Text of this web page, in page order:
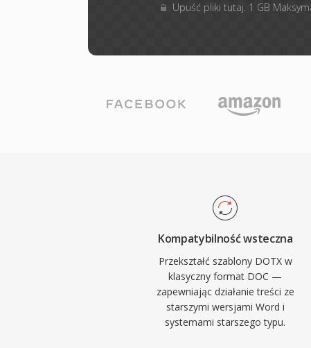
Upuść pliki tutaj. 1 GB
Kompatybilność wsteczna
Przekształć szablony DOTX w
klasyczny format DOC —
zapewniając działanie treści ze
starszymi wersjami Word i
systemami starszego typu.